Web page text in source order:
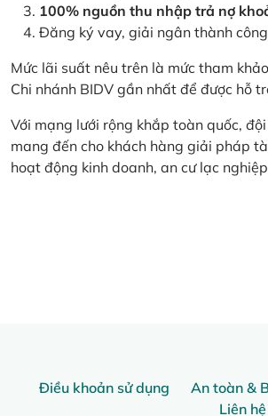
100% nguồn thu nhập trả nợ
Đăng ký vay, giải ngân thành
Mức lãi suất nêu trên là mức tham
Chi nhánh BIDV gần nhất để được hỗ
Với mạng lưới rộng khắp toàn quốc,
mang đến cho khách hàng giải pháp
hoạt động kinh doanh, an cư lạc
Điều khoản sử dụng An toàn &
Liên